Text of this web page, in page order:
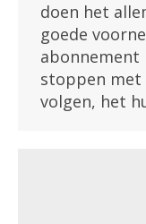
doen het
goede
abonnement
stoppen met
volgen, het